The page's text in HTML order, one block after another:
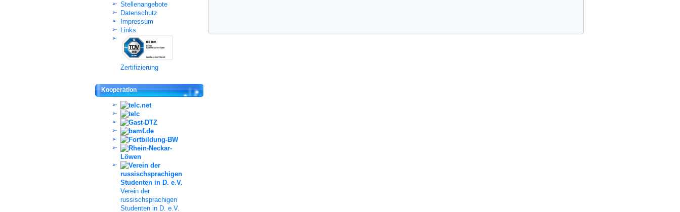
Stellenangebote
Datenschutz
Impressum
Links
Zertifizierung
Kooperation
Verein der
russischsprachigen
Studenten in D. e.V.